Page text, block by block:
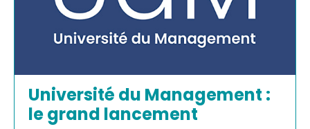
Université du Management :
le grand lancement